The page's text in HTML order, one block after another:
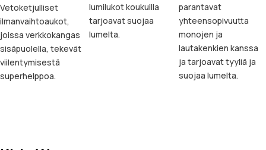
Vetoketjulliset
ilmanvaihtoaukot,
joissa verkkokangas
sisäpuolella, tekevät
viilentymisestä
superhelppoa.
lumilukot koukuilla
tarjoavat suojaa
lumelta.
parantavat
yhteensopivuutta
monojen ja
lautakenkien kanssa
ja tarjoavat tyyliä ja
suojaa lumelta.